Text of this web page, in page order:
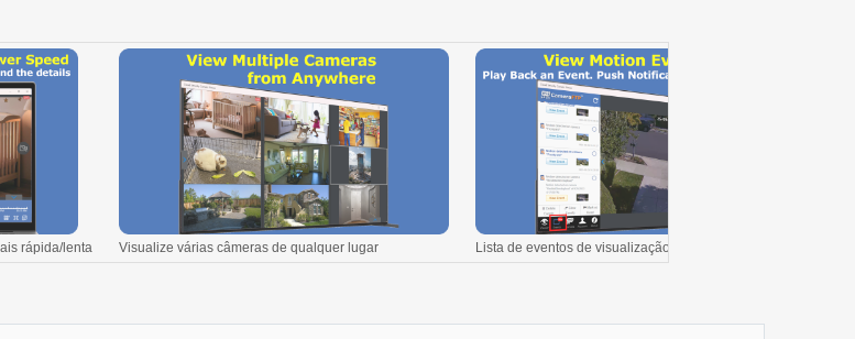
rápida/lenta Visualize várias câmeras de qualquer lugar Lista de eventos de visualização do Motion